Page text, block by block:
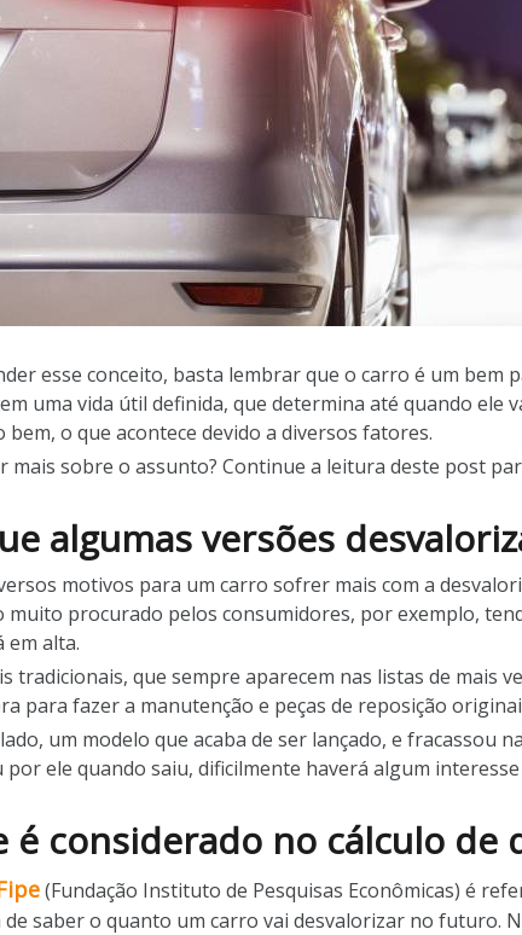
esse conceito, basta lembrar que o carro é um
uma vida útil definida, que determina até quando ele
bem, o que acontece devido a diversos fatores.
mais sobre o assunto? Continue a leitura deste post
algumas versões
motivos para um carro sofrer mais com a
muito procurado pelos consumidores, por exemplo,
em alta.
tradicionais, que sempre aparecem nas listas de mais
para fazer a manutenção e peças de reposição
um modelo que acaba de ser lançado, e fracassou
por ele quando saiu, dificilmente haverá algum
é considerado no cálculo de
(Fundação Instituto de Pesquisas Econômicas) é
saber o quanto um carro vai desvalorizar no futuro.